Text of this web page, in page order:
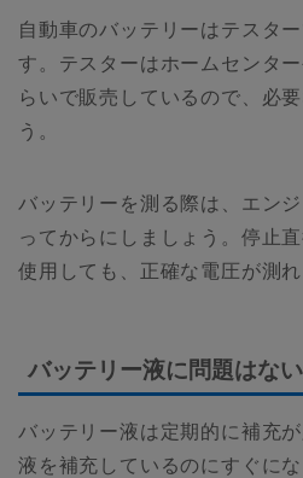
自動車のバッテリーはテスタ
す。テスターはホームセンタ
らいで販売しているので、必
う。
バッテリーを測る際は、エン
ってからにしましょう。停止
使用しても、正確な電圧が測れ
バッテリー液に問題はな
バッテリー液は定期的に補充
液を補充しているのにすぐに